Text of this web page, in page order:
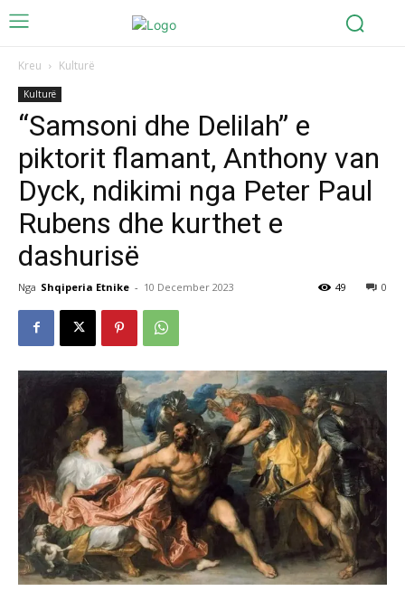
Kreu Kulturë
Kulturë
“Samsoni dhe Delilah” e
piktorit flamant, Anthony van
Dyck, ndikimi nga Peter Paul
Rubens dhe kurthet e
dashurisë
Nga Shqiperia Etnike - 10 December 2023 0
49